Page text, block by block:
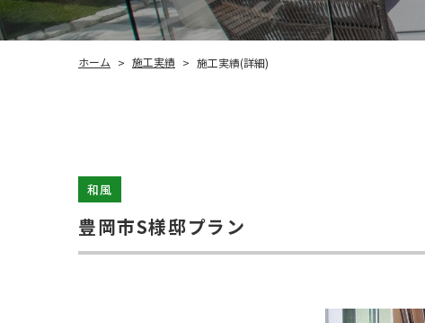
ホーム > 施工実績 > 施工実績(詳細)
和風
豊岡市S様邸プラン